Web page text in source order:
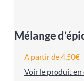
Mélange
A partir de4,50€
Voir le produit en